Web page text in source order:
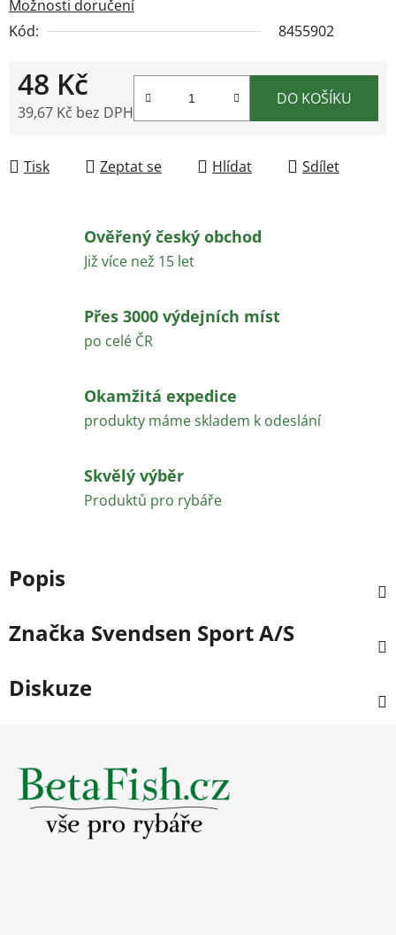
Možnosti doručení
Kód:
8455902
48 Kč
39,67 Kč bez DPH
DO KOŠÍKU
Tisk Zeptat se Hlídat Sdílet
Ověřený český obchod
Již více než 15 let
Přes 3000 výdejních míst
po celé ČR
Okamžitá expedice
produkty máme skladem k odeslání
Skvělý výběr
Produktů pro rybáře
Popis
Značka Svendsen Sport A/S
Diskuze